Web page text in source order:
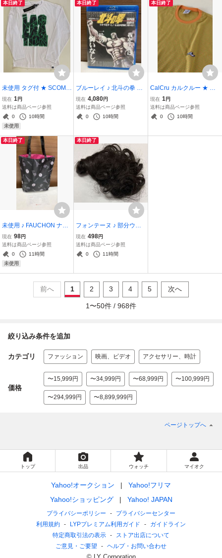
本日終了
未使用 タグ付 ★ SCOMM
ESSA スコメッサ 半袖 T
シャツ Mサイズ ホワイト
白
現在 1円
送料は商品ページ参照
0
10時間
未使用
本日終了
ブルーレイ ♪ 北斗の拳 一
挙見Blu-ray 第四部最終章
ラオウ死すべし! 伝説が恐
怖に変わる! ! 美品
現在 4,080円
送料は商品ページ参照
0
10時間
本日終了
CalCru カルクルー ★ ボ
ーダー Tシャツ Lサイズ
半袖 オレンジ×黄緑
現在 1円
送料は商品ページ参照
0
10時間
本日終了
未使用 ♪ FAUCHON ナイ
ロン エコバッグ トートバ
ッグ ハンドバッグ ブラッ
ク×ピンク 高島屋百貨店
（管理6）
現在 98円
送料は商品ページ参照
0
11時間
未使用
本日終了
フォンテーヌ ♪ 部分ウィ
ッグ ウィッグ トップピー
ス 黒髪 かつら
現在 498円
送料は商品ページ参照
0
11時間
前へ 1 2 3 4 5 次へ
1 〜50件 / 968件
絞り込み条件を追加
カテゴリ ファッション 映画、ビデオ アクセサリー、時計
価格
〜15,999円 〜34,999円 〜68,999円 〜100,999円
〜294,999円 〜8,899,999円
ページトップへ
トップ 出品 ウォッチ マイオク
Yahoo!オークション
Yahoo!フリマ
Yahoo!ショッピング
Yahoo! JAPAN
プライバシーポリシー
プライバシーセンター
利用規約
LYPプレミアム利用ガイド
ガイドライン
特定商取引法の表示
ストア出店について
ご意見・ご要望
ヘルプ・お問い合わせ